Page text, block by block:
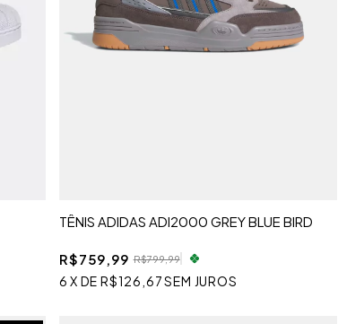
TÊNIS ADIDAS ADI2000 GREY BLUE BIRD
R$759,99 R$799,99
6 X DER$126,67SEM JUROS